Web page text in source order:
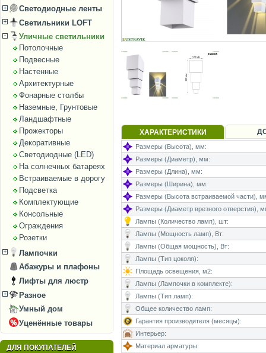
Светодиодные ленты
Светильники LOFT
Уличные светильники
Потолочные
Подвесные
Настенные
Архитектурные
Фонарные столбы
Наземные, Грунтовые
Ландшафтные
Прожекторы
Декоративные
Светодиодные (LED)
На солнечных батареях
Встраиваемые в дорогу
Подсветка
Комплектующие
Консольные
Ограждения
Розетки
Лампочки
Абажуры и плафоны
Лифты для люстр
Разное
Умный дом
Уценённые товары
ДЛЯ ПОКУПАТЕЛЕЙ
ХАРАКТЕРИСТИКИ
Размеры (Высота), мм:
Размеры (Диаметр), мм:
Размеры (Длина), мм:
Размеры (Ширина), мм:
Размеры (Высота встраиваемой части),
Размеры (Диаметр врезного отверстия),
Лампы (Количество ламп), шт:
Лампы (Мощность ламп), Вт:
Лампы (Общая мощность), Вт:
Лампы (Тип цоколя):
Площадь освещения, м2:
Лампы (Лампочки в комплекте):
Лампы (Тип ламп):
Общее количество ламп:
Гарантия производителя (месяцы):
Интерьер:
Материал арматуры: